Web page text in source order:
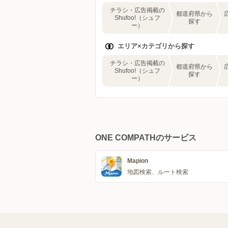
チラシ・広告掲載の
Shufoo!（シュフ
ー）
都道府県から
探す
エリア×カテゴリから探す
チラシ・広告掲載の
Shufoo!（シュフ
ー）
都道府県から
探す
ONE COMPATHのサービス
Mapion
地図検索、ルート検索